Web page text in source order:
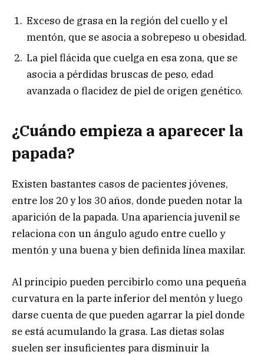
Exceso de grasa en la región del cuello y el
mentón, que se asocia a sobrepeso u obesidad.
La piel flácida que cuelga en esa zona, que se
asocia a pérdidas bruscas de peso, edad
avanzada o flacidez de piel de origen genético.
¿Cuándo empieza a aparecer la
papada?
Existen bastantes casos de pacientes jóvenes,
entre los 20 y los 30 años, donde pueden notar la
aparición de la papada. Una apariencia juvenil se
relaciona con un ángulo agudo entre cuello y
mentón y una buena y bien definida línea maxilar.
Al principio pueden percibirlo como una pequeña
curvatura en la parte inferior del mentón y luego
darse cuenta de que pueden agarrar la piel donde
se está acumulando la grasa. Las dietas solas
suelen ser insuficientes para disminuir la